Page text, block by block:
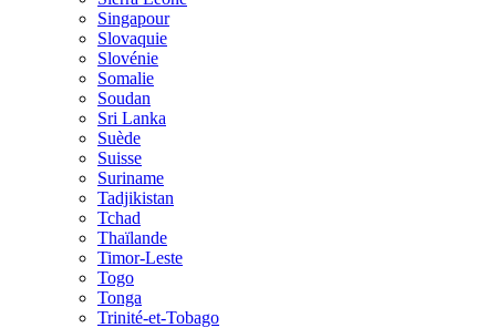
Singapour
Slovaquie
Slovénie
Somalie
Soudan
Sri Lanka
Suède
Suisse
Suriname
Tadjikistan
Tchad
Thaïlande
Timor-Leste
Togo
Tonga
Trinité-et-Tobago